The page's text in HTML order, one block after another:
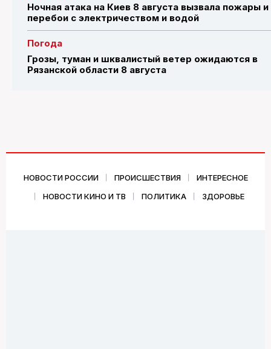
Ночная атака на Киев 8 августа вызвала пожары и
перебои с электричеством и водой
Погода
Грозы, туман и шквалистый ветер ожидаются в
Рязанской области 8 августа
НОВОСТИ РОССИИ ПРОИСШЕСТВИЯ
ИНТЕРЕСНОЕ
НОВОСТИ КИНО И ТВ
ПОЛИТИКА ЗДОРОВЬЕ